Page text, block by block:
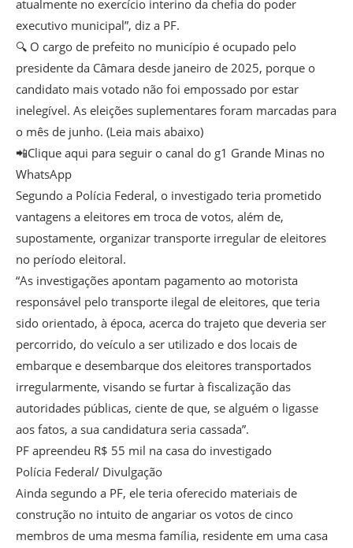
atualmente no exercício interino da chefia do poder
executivo municipal”, diz a PF.
🔍 O cargo de prefeito no município é ocupado pelo
presidente da Câmara desde janeiro de 2025, porque o
candidato mais votado não foi empossado por estar
inelegível. As eleições suplementares foram marcadas para
o mês de junho. (Leia mais abaixo)
📲Clique aqui para seguir o canal do g1 Grande Minas no
WhatsApp
Segundo a Polícia Federal, o investigado teria prometido
vantagens a eleitores em troca de votos, além de,
supostamente, organizar transporte irregular de eleitores
no período eleitoral.
“As investigações apontam pagamento ao motorista
responsável pelo transporte ilegal de eleitores, que teria
sido orientado, à época, acerca do trajeto que deveria ser
percorrido, do veículo a ser utilizado e dos locais de
embarque e desembarque dos eleitores transportados
irregularmente, visando se furtar à fiscalização das
autoridades públicas, ciente de que, se alguém o ligasse
aos fatos, a sua candidatura seria cassada”.
PF apreendeu R$ 55 mil na casa do investigado
Polícia Federal/ Divulgação
Ainda segundo a PF, ele teria oferecido materiais de
construção no intuito de angariar os votos de cinco
membros de uma mesma família, residente em uma casa